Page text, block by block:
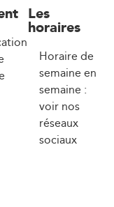
Les
horaires
Horaire de
semaine en
semaine :
voir nos
réseaux
sociaux